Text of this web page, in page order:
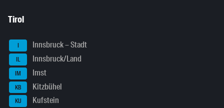
Tirol
I Innsbruck – Stadt
IL Innsbruck/Land
IM Imst
KB Kitzbühel
KU Kufstein